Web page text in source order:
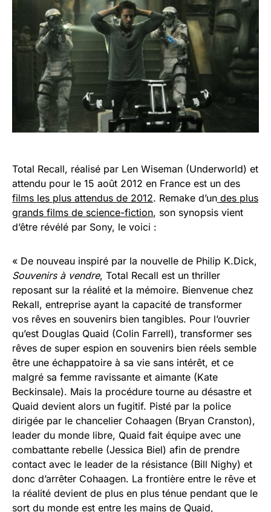
Total Recall, réalisé par Len Wiseman (Underworld) et
attendu pour le 15 août 2012 en France est un des
films les plus attendus de 2012. Remake d’un des plus
grands films de science-fiction, son synopsis vient
d’être révélé par Sony, le voici :
« De nouveau inspiré par la nouvelle de Philip K.Dick,
Souvenirs à vendre, Total Recall est un thriller
reposant sur la réalité et la mémoire. Bienvenue chez
Rekall, entreprise ayant la capacité de transformer
vos rêves en souvenirs bien tangibles. Pour l’ouvrier
qu’est Douglas Quaid (Colin Farrell), transformer ses
rêves de super espion en souvenirs bien réels semble
être une échappatoire à sa vie sans intérêt, et ce
malgré sa femme ravissante et aimante (Kate
Beckinsale). Mais la procédure tourne au désastre et
Quaid devient alors un fugitif. Pisté par la police
dirigée par le chancelier Cohaagen (Bryan Cranston),
leader du monde libre, Quaid fait équipe avec une
combattante rebelle (Jessica Biel) afin de prendre
contact avec le leader de la résistance (Bill Nighy) et
donc d’arrêter Cohaagen. La frontière entre le rêve et
la réalité devient de plus en plus ténue pendant que le
sort du monde est entre les mains de Quaid,